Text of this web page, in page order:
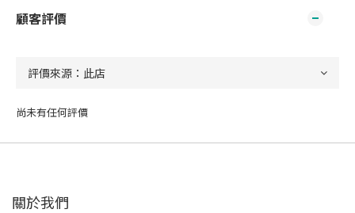
顧客評價
尚未有任何評價
關於我們‎